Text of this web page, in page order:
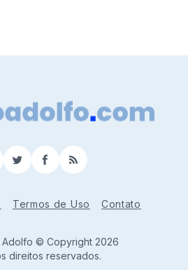
TwitterFacebook
RSS
Termos de Uso Contato
Adolfo © Copyright 2026
direitos reservados.